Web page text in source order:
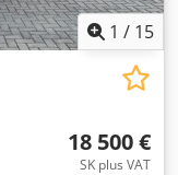
1 / 15
18 500 €
SK plus VAT